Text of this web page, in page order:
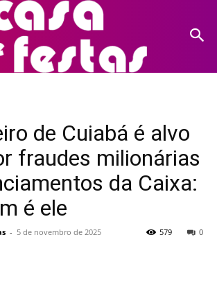
de Cuiabá é alvo
fraudes milionárias
da Caixa:
é ele
- 5 de novembro de 2025 0
579